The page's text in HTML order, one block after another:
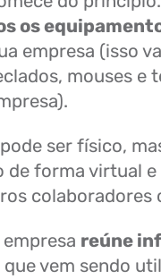
os
empresa (isso
mouses e
ser físico,
de forma virtual e
colaboradores
reúne
vem sendo